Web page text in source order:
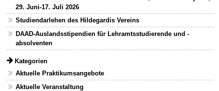
29. Juni-17. Juli 2026
Studiendarlehen des Hildegardis Vereins
DAAD-Auslandsstipendien für Lehramtsstudierende und -
absolventen
Kategorien
Aktuelle Praktikumsangebote
Aktuelle Veranstaltung